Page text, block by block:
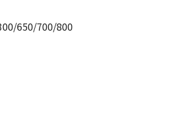
650/700/800